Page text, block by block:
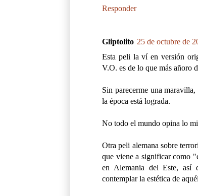
Responder
Gliptolito 25 de octubre de
Esta peli la ví en versión
V.O. es de lo que más añoro
Sin parecerme una
la época está lograda.
No todo el mundo opina lo
Otra peli alemana sobre
que viene a significar como
en Alemania del Este, así
contemplar la estética de